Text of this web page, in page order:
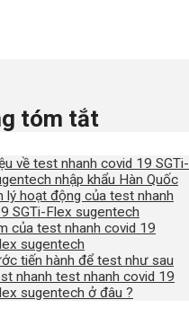
tóm tắt
về test nhanh covid 19 SGTi-
nhập khẩu Hàn Quốc
lý hoạt động của test nhanh
SGTi-Flex sugentech
của test nhanh covid 19
sugentech
tiến hành để test như sau
nhanh test nhanh covid 19
sugentech ở đâu ?